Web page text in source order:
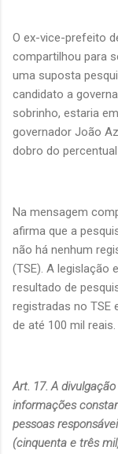
O ex-vice-prefeito
compartilhou para
uma suposta
candidato a
sobrinho, estaria
governador João
dobro do
Na mensagem
afirma que a
não há nenhum
(TSE). A legislação
resultado de
registradas no TSE
de até 100 mil reais.
Art. 17. A
informações
pessoas
(cinquenta e três